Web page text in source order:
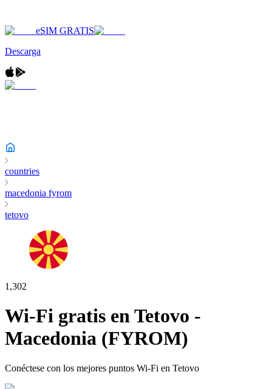
eSIM GRATIS
Descarga
countries
macedonia fyrom
tetovo
1,302
Wi-Fi gratis enTetovo -
Macedonia (FYROM)
Conéctese con los mejores puntos Wi-Fi en Tetovo